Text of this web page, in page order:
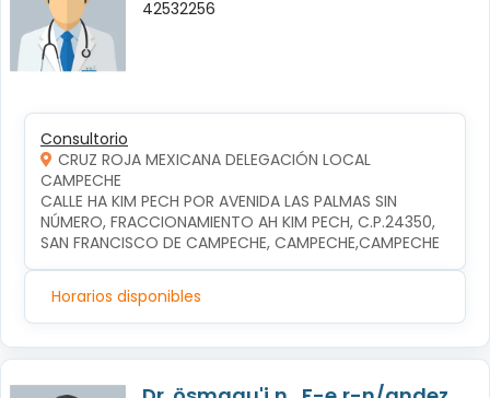
42532256
Consultorio
CRUZ ROJA MEXICANA DELEGACIÓN LOCAL
CAMPECHE
CALLE HA KIM PECH POR AVENIDA LAS PALMAS SIN
NÚMERO, FRACCIONAMIENTO AH KIM PECH, C.P.24350,
SAN FRANCISCO DE CAMPECHE, CAMPECHE,CAMPECHE
Horarios disponibles